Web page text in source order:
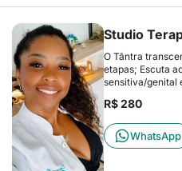
Studio
O Tântra
etapas; Escuta
sensitiva/genital
R$ 280
WhatsApp